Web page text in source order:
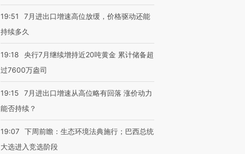
19:51
7月进出口增速高位放缓，价格驱动还能
持续多久
19:18
央行7月继续增持近20吨黄金 累计储备超
过7600万盎司
19:15
7月进出口增速从高位略有回落 涨价动力
能否持续？
19:07 下周前瞻：生态环境法典施行；巴西总统
大选进入竞选阶段